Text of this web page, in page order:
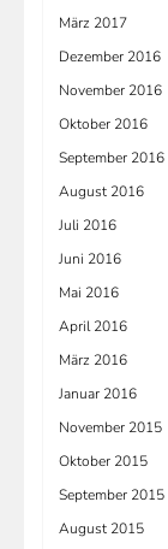
März 2017
Dezember 2016
November 2016
Oktober 2016
September 2016
August 2016
Juli 2016
Juni 2016
Mai 2016
April 2016
März 2016
Januar 2016
November 2015
Oktober 2015
September 2015
August 2015